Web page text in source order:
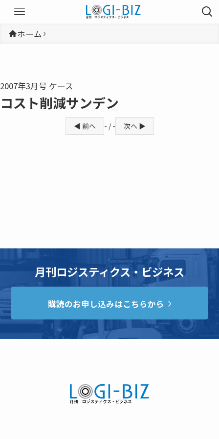
ホーム
2007年3月号 ケース
コスト削減サンデン
◀ 前へ - / - 次へ ▶
月刊ロジスティクス・ビジネス
購読のお申し込みはこちらから